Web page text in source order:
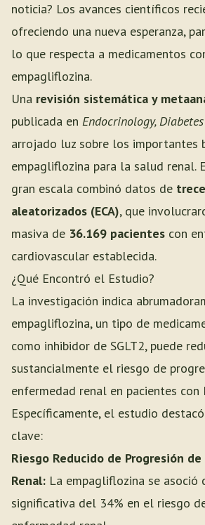
noticia? Los avances científicos
ofreciendo una nueva esperanza,
lo que respecta a medicamentos
empagliflozina.
Una revisión sistemática y
publicada en Endocrinology,
arrojado luz sobre los importantes
empagliflozina para la salud renal.
gran escala combinó datos de
aleatorizados (ECA), que
masiva de 36.169 pacientes con
cardiovascular establecida.
¿Qué Encontró el Estudio?
La investigación indica
empagliflozina, un tipo de
como inhibidor de SGLT2, puede
sustancialmente el riesgo de
enfermedad renal en pacientes con
Específicamente, el estudio
clave:
Riesgo Reducido de Progresión
Renal: La empagliflozina se asoció
significativa del 34% en el riesgo